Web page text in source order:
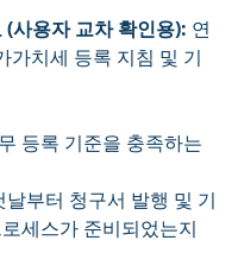
(사용자 교차 확인용): 연
가치세 등록 지침 및 기
등록 기준을 충족하는
날부터 청구서 발행 및 기
세스가 준비되었는지